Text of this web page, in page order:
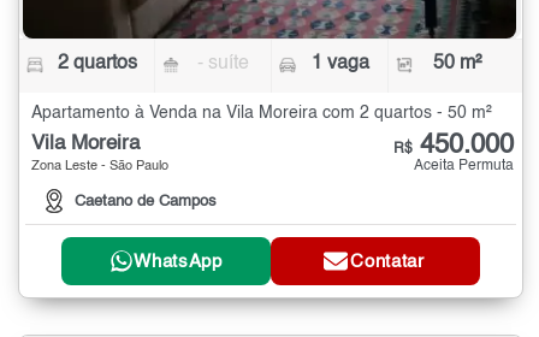
2 quartos - suíte 1 vaga 50 m²
Apartamento à Venda na Vila Moreira com 2 quartos - 50 m²
Vila Moreira
Zona Leste - São Paulo
Caetano de Campos
R$ 450.000
Aceita Permuta
WhatsApp Contatar